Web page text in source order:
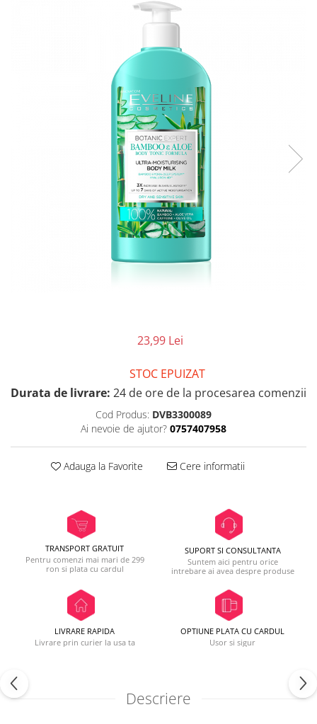
23,99 Lei
STOC EPUIZAT
Durata de livrare: 24 de ore de la procesarea comenzii
Cod Produs: DVB3300089
Ai nevoie de ajutor? 0757407958
Adauga la Favorite Cere informatii
TRANSPORT GRATUIT
Pentru comenzi mai mari de 299
ron si plata cu cardul
SUPORT SI CONSULTANTA
Suntem aici pentru orice
intrebare ai avea despre produse
LIVRARE RAPIDA
Livrare prin curier la usa ta
OPTIUNE PLATA CU CARDUL
Usor si sigur
Descriere